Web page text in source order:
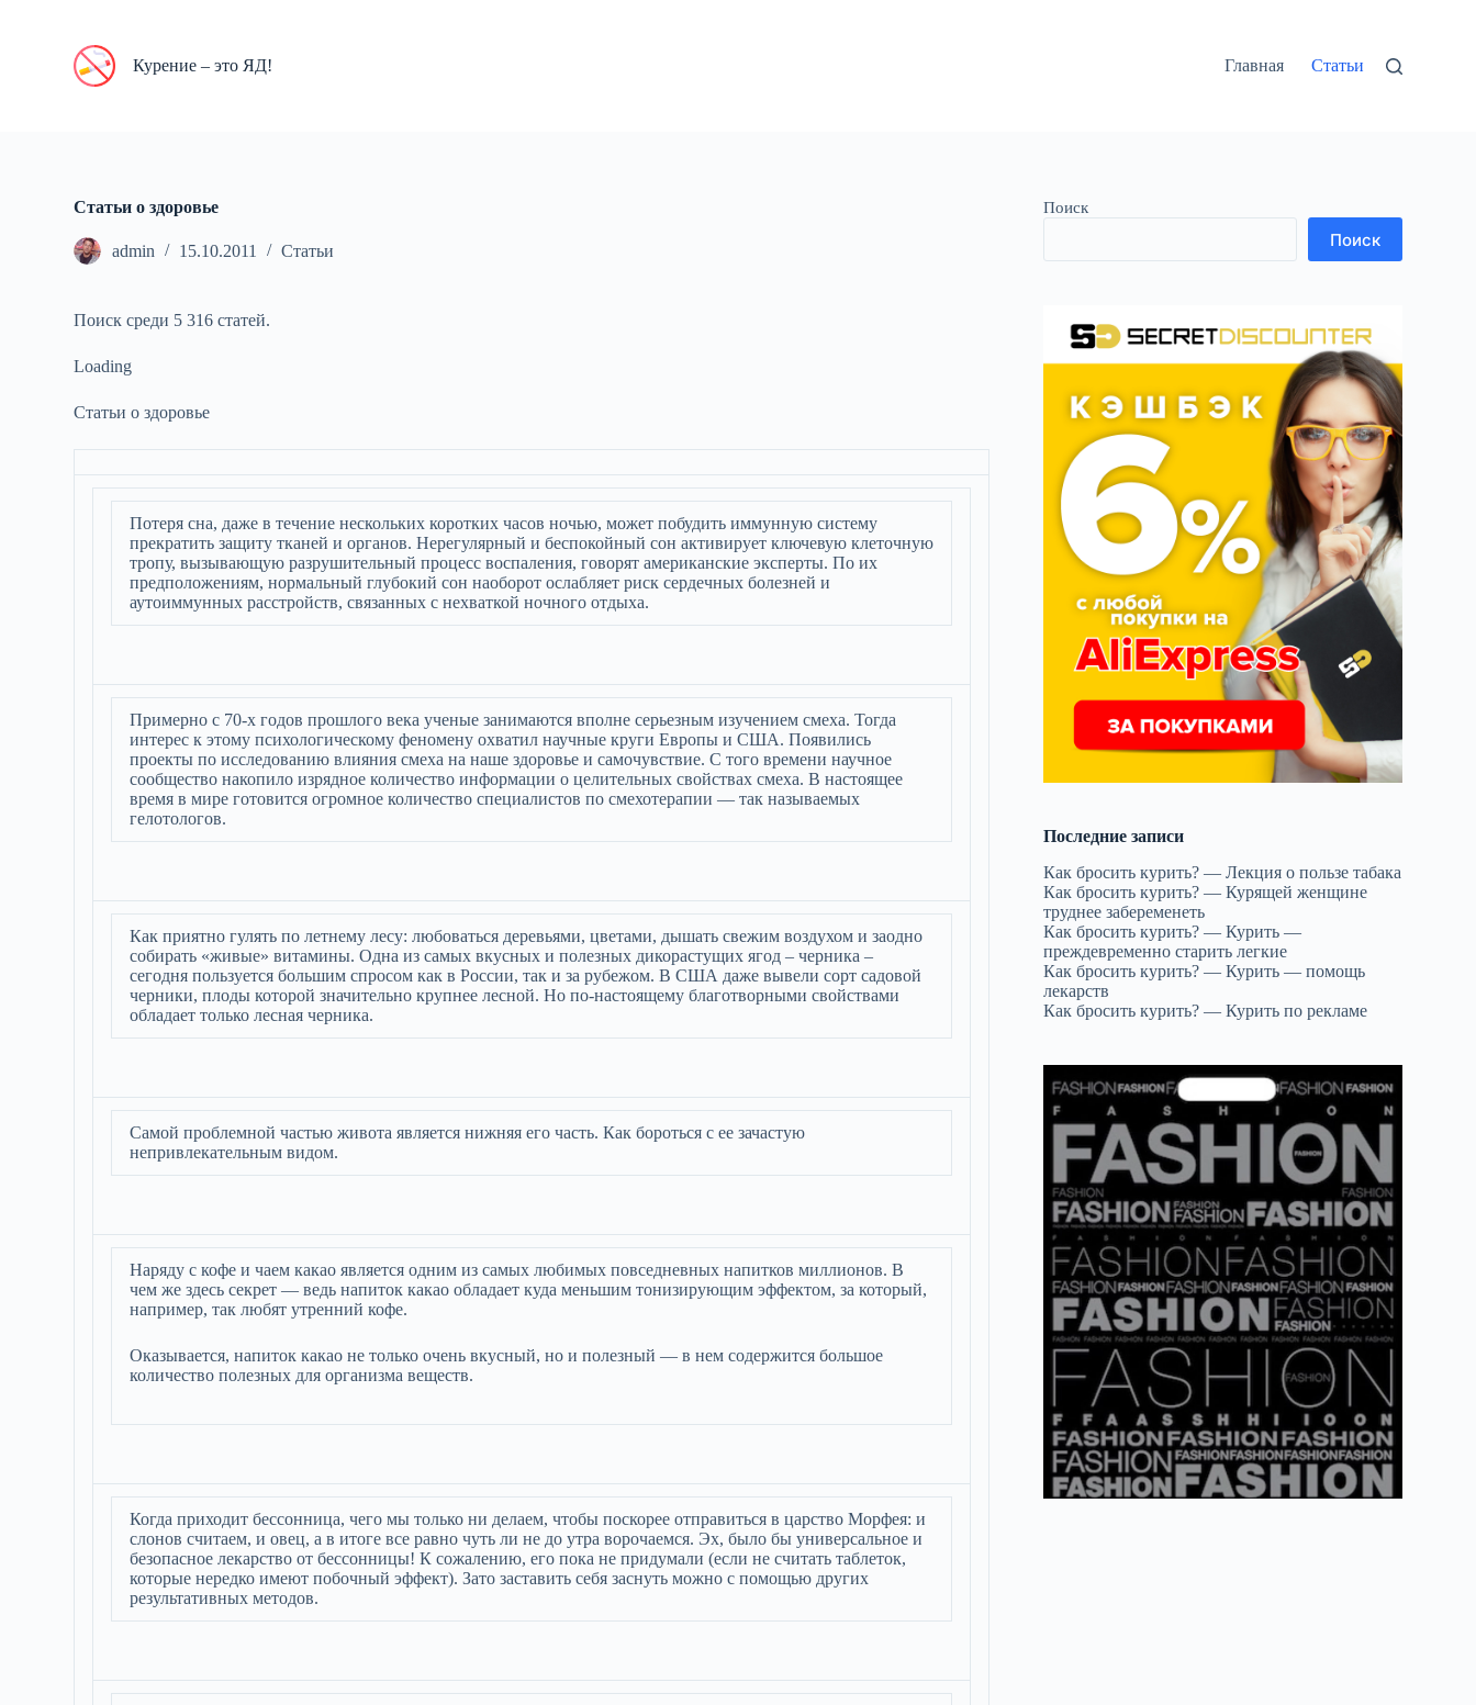
Курение – это ЯД! Главная Статьи
Статьи о здоровье
admin 15.10.2011 Статьи
Поиск среди 5 316 статей.
Loading
Статьи о здоровье
Потеря сна, даже в течение нескольких коротких часов ночью, может побудить иммунную систему
прекратить защиту тканей и органов. Нерегулярный и беспокойный сон активирует ключевую клеточную
тропу, вызывающую разрушительный процесс воспаления, говорят американские эксперты. По их
предположениям, нормальный глубокий сон наоборот ослабляет риск сердечных болезней и
аутоиммунных расстройств, связанных с нехваткой ночного отдыха.
Примерно с 70-х годов прошлого века ученые занимаются вполне серьезным изучением смеха. Тогда
интерес к этому психологическому феномену охватил научные круги Европы и США. Появились
проекты по исследованию влияния смеха на наше здоровье и самочувствие. С того времени научное
сообщество накопило изрядное количество информации о целительных свойствах смеха. В настоящее
время в мире готовится огромное количество специалистов по смехотерапии — так называемых
гелотологов.
Как приятно гулять по летнему лесу: любоваться деревьями, цветами, дышать свежим воздухом и заодно
собирать «живые» витамины. Одна из самых вкусных и полезных дикорастущих ягод – черника –
сегодня пользуется большим спросом как в России, так и за рубежом. В США даже вывели сорт садовой
черники, плоды которой значительно крупнее лесной. Но по-настоящему благотворными свойствами
обладает только лесная черника.
Самой проблемной частью живота является нижняя его часть. Как бороться с ее зачастую
непривлекательным видом.
Наряду с кофе и чаем какао является одним из самых любимых повседневных напитков миллионов. В
чем же здесь секрет — ведь напиток какао обладает куда меньшим тонизирующим эффектом, за который,
например, так любят утренний кофе.
Оказывается, напиток какао не только очень вкусный, но и полезный — в нем содержится большое
количество полезных для организма веществ.
Когда приходит бессонница, чего мы только ни делаем, чтобы поскорее отправиться в царство Морфея: и
слонов считаем, и овец, а в итоге все равно чуть ли не до утра ворочаемся. Эх, было бы универсальное и
безопасное лекарство от бессонницы! К сожалению, его пока не придумали (если не считать таблеток,
которые нередко имеют побочный эффект). Зато заставить себя заснуть можно с помощью других
результативных методов.
Поиск
Поиск
Последние записи
Как бросить курить? — Лекция о пользе табака
Как бросить курить? — Курящей женщине
труднее забеременеть
Как бросить курить? — Курить —
преждевременно старить легкие
Как бросить курить? — Курить — помощь
лекарств
Как бросить курить? — Курить по рекламе